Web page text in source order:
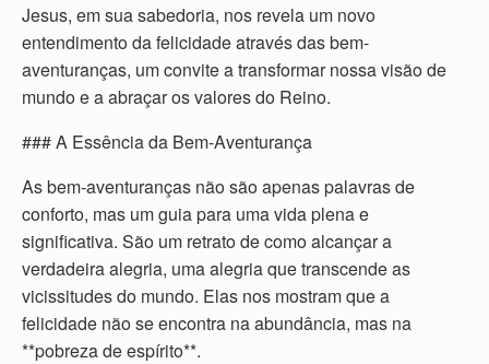
Jesus, em sua sabedoria, nos revela um novo
entendimento da felicidade através das bem-
aventuranças, um convite a transformar nossa visão de
mundo e a abraçar os valores do Reino.
### A Essência da Bem-Aventurança
As bem-aventuranças não são apenas palavras de
conforto, mas um guia para uma vida plena e
significativa. São um retrato de como alcançar a
verdadeira alegria, uma alegria que transcende as
vicissitudes do mundo. Elas nos mostram que a
felicidade não se encontra na abundância, mas na
**pobreza de espírito**.